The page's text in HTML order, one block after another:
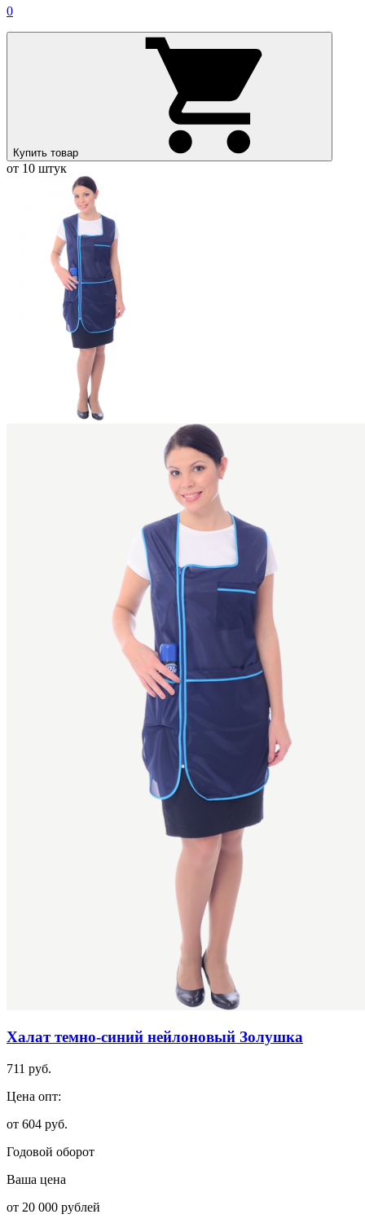
0
Купить товар
от 10 штук
Халат темно-синий нейлоновый Золушка
711 руб.
Цена опт:
от 604 руб.
Годовой оборот
Ваша цена
от 20 000 рублей